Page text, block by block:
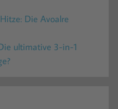
Die Avoalre
ultimative 3-in-1